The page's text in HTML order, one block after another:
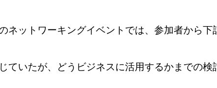
ネットワーキングイベントでは、参加者から下
ていたが、どうビジネスに活用するかまでの検